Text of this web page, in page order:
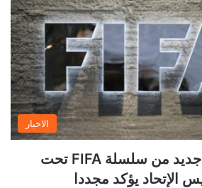
الاخبار
رسميًا: جزء جديد من سلسلة FIFA تحت
الإتحاد يؤكد مجددا